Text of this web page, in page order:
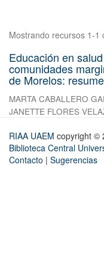
Mostrando recursos 1-1
Educación en
comunidades
de Morelos:
MARTA CABALLERO
JANETTE FLORES
RIAA UAEM copyright ©
Biblioteca Central
Contacto | Sugerencias